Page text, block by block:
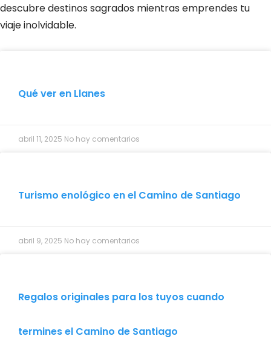
descubre destinos sagrados mientras emprendes tu
viaje inolvidable.
Qué ver en Llanes
abril 11, 2025 No hay comentarios
Turismo enológico en el Camino de Santiago
abril 9, 2025 No hay comentarios
Regalos originales para los tuyos cuando
termines el Camino de Santiago